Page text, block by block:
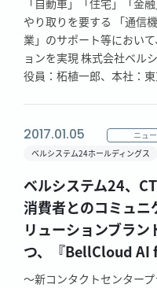
「自動車」「住宅」「金
やり取りを要する 「通信
業」のサポート等におい
ョンを実現 株式会社ベ
役員：柘植一郎、本社：
2017.01.05
ニュ
ベルシステム24ホールディングス
ベルシステム24、
消費者とのコミュニ
リューションブラ
つ、『BellCloud AI
～新コンタクトセンター